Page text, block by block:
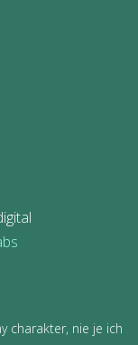
charakter, nie je ich